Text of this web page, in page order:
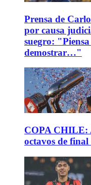
Prensa de
por causa
suegro: "Piensa
demostrar…"
COPA CHILE:
octavos de